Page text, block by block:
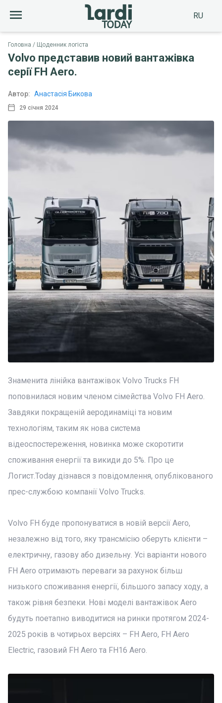
RU
Головна Щоденник логіста
Volvo представив новий вантажівка
серії FH Aero.
29 січня 2024
Автор: Анастасія Бикова
Знаменита лінійка вантажівок Volvo Trucks FH
поповнилася новим членом сімейства Volvo FH Aero.
Завдяки покращеній аеродинаміці та новим
технологіям, таким як нова система
відеоспостереження, новинка може скоротити
споживання енергії та викиди до 5%. Про це
Логист.Today дізнався з повідомлення, опублікованого
прес-службою компанії Volvo Trucks.
Volvo FH буде пропонуватися в новій версії Aero,
незалежно від того, яку трансмісію оберуть клієнти –
електричну, газову або дизельну. Усі варіанти нового
FH Aero отримають переваги за рахунок більш
низького споживання енергії, більшого запасу ходу, а
також рівня безпеки. Нові моделі вантажівок Aero
будуть поетапно виводитися на ринки протягом 2024-
2025 років в чотирьох версіях – FH Aero, FH Aero
Electric, газовий FH Aero та FH16 Aero.